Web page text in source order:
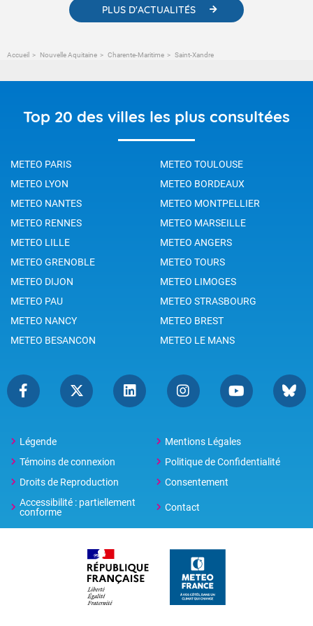
PLUS D'ACTUALITÉS
Accueil Nouvelle Aquitaine Charente-Maritime Saint-Xandre
Top 20 des villes les plus consultées
METEO PARIS
METEO TOULOUSE
METEO LYON
METEO BORDEAUX
METEO NANTES
METEO MONTPELLIER
METEO RENNES
METEO MARSEILLE
METEO LILLE
METEO ANGERS
METEO GRENOBLE
METEO TOURS
METEO DIJON
METEO LIMOGES
METEO PAU
METEO STRASBOURG
METEO NANCY
METEO BREST
METEO BESANCON
METEO LE MANS
Légende
Mentions Légales
Témoins de connexion
Politique de Confidentialité
Droits de Reproduction
Consentement
Accessibilité : partiellement
conforme
Contact